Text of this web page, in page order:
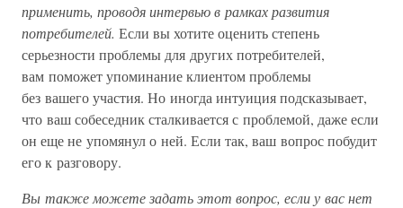
применить, проводя интервью в рамках развития
потребителей. Если вы хотите оценить степень
серьезности проблемы для других потребителей,
вам поможет упоминание клиентом проблемы
без вашего участия. Но иногда интуиция подсказывает,
что ваш собеседник сталкивается с проблемой, даже если
он еще не упомянул о ней. Если так, ваш вопрос побудит
его к разговору.
Вы также можете задать этот вопрос, если у вас нет